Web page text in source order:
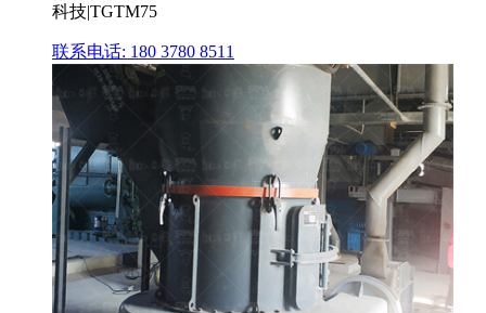
科技|TGTM75
联系电话: 180 3780 8511